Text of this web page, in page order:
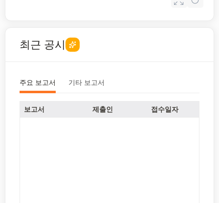
최근 공시
주요 보고서 기타 보고서
보고서 제출인 접수일자